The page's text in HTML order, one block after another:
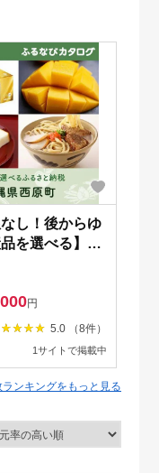
なし！後からゆ
を選べる】沖
タログポイン
円
5.0 （8件）
1サイトで掲載中
ンキングをもっと見る